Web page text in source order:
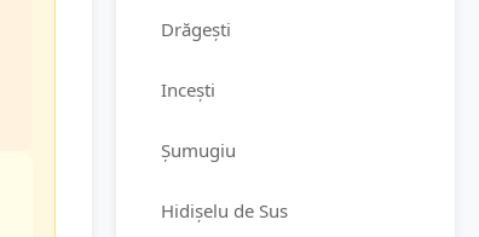
Drăgești
Incești
Șumugiu
Hidișelu de Sus